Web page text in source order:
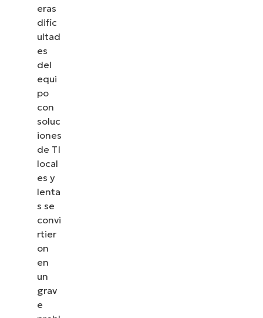
eras
dific
ultad
es
del
equi
po
con
soluc
iones
de TI
local
es y
lenta
s se
convi
rtier
on
en
un
grav
e